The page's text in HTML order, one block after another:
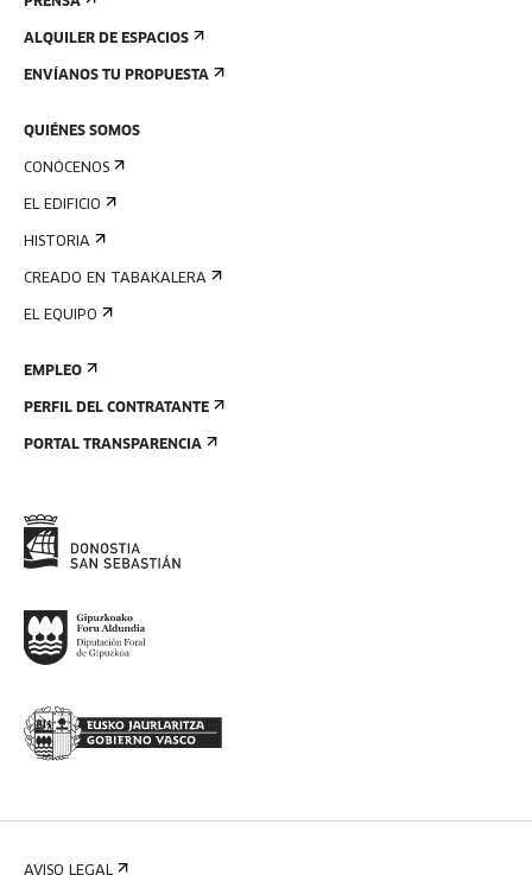
ALQUILER DE ESPACIOS
ENVÍANOS TU PROPUESTA
QUIÉNES SOMOS
CONÓCENOS
EL EDIFICIO
HISTORIA
CREADO EN TABAKALERA
EL EQUIPO
EMPLEO
PERFIL DEL CONTRATANTE
PORTAL TRANSPARENCIA
AVISO LEGAL